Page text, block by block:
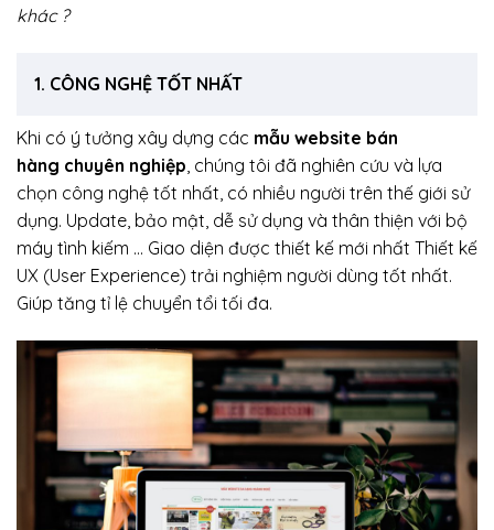
khác ?
1. CÔNG NGHỆ TỐT NHẤT
Khi có ý tưởng xây dựng các mẫu website bán
hàng chuyên nghiệp, chúng tôi đã nghiên cứu và lựa
chọn công nghệ tốt nhất, có nhiều người trên thế giới sử
dụng. Update, bảo mật, dễ sử dụng và thân thiện với bộ
máy tình kiếm … Giao diện được thiết kế mới nhất Thiết kế
UX (User Experience) trải nghiệm người dùng tốt nhất.
Giúp tăng tỉ lệ chuyển tổi tối đa.